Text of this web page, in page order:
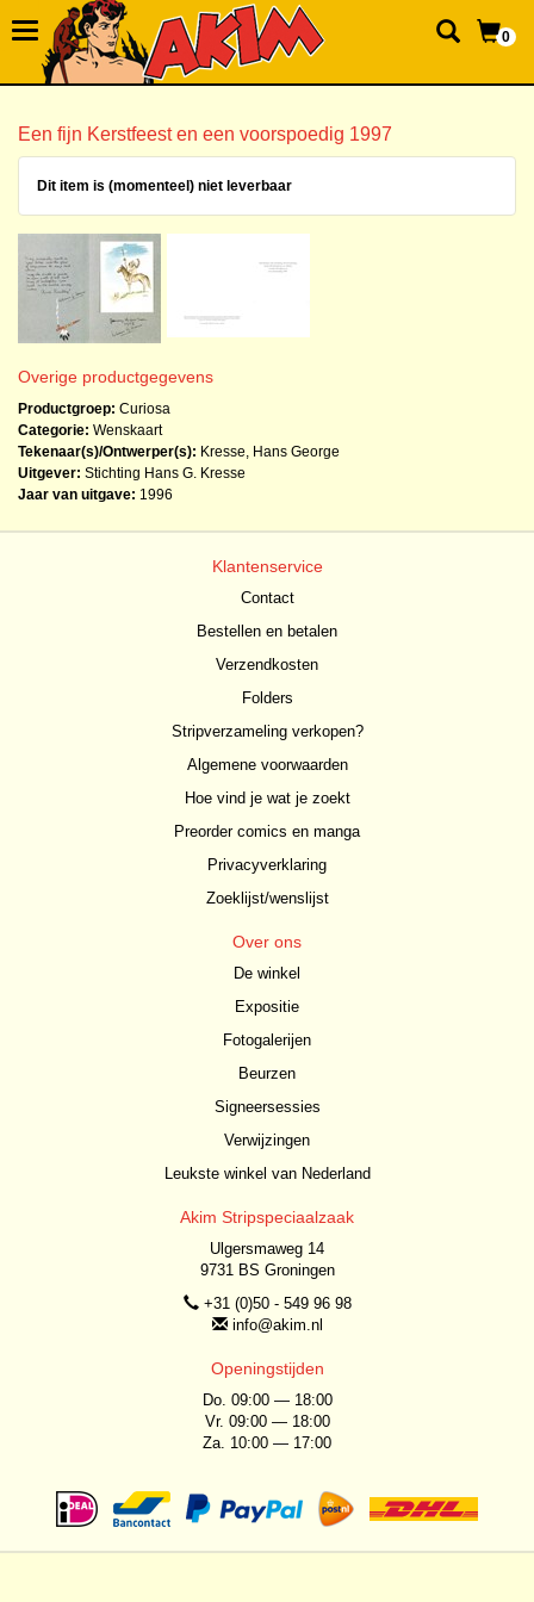
0
Een fijn Kerstfeest en een voorspoedig 1997
Dit item is (momenteel) niet leverbaar
Overige productgegevens
Productgroep: Curiosa
Categorie: Wenskaart
Tekenaar(s)/Ontwerper(s): Kresse, Hans George
Uitgever: Stichting Hans G. Kresse
Jaar van uitgave: 1996
Klantenservice
Contact
Bestellen en betalen
Verzendkosten
Folders
Stripverzameling verkopen?
Algemene voorwaarden
Hoe vind je wat je zoekt
Preorder comics en manga
Privacyverklaring
Zoeklijst/wenslijst
Over ons
De winkel
Expositie
Fotogalerijen
Beurzen
Signeersessies
Verwijzingen
Leukste winkel van Nederland
Akim Stripspeciaalzaak
Ulgersmaweg 14
9731 BS Groningen
+31 (0)50 - 549 96 98
info@akim.nl
Openingstijden
Do. 09:00 — 18:00
Vr. 09:00 — 18:00
Za. 10:00 — 17:00